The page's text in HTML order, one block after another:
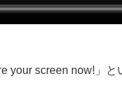
your screen now!」